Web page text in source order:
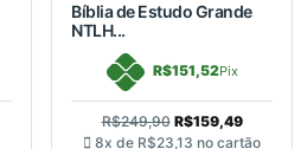
Bíblia de Estudo Grande
NTLH...
R$151,52Pix
R$249,90 R$159,49
8x de R$23,13 no cartão